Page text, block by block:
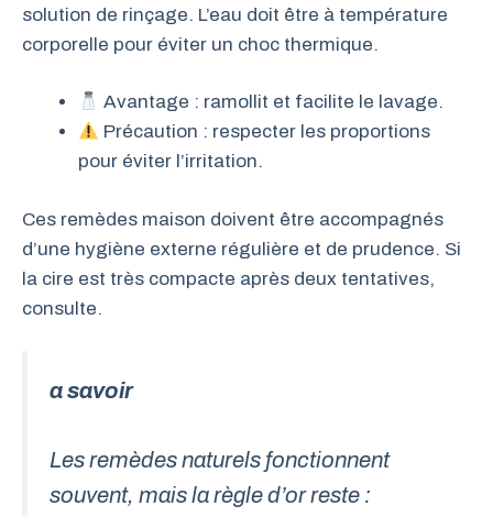
solution de rinçage. L’eau doit être à température
corporelle pour éviter un choc thermique.
Avantage : ramollit et facilite le lavage.
Précaution : respecter les proportions
pour éviter l’irritation.
Ces remèdes maison doivent être accompagnés
d’une hygiène externe régulière et de prudence. Si
la cire est très compacte après deux tentatives,
consulte.
a savoir
Les remèdes naturels fonctionnent
souvent, mais la règle d’or reste :